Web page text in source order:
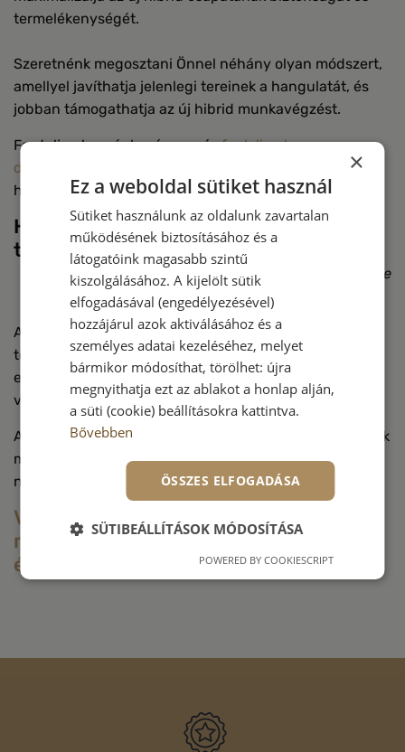
termelékenységét.
Szeretnénk megosztani Önnel néhány olyan módszert,
amellyel javíthatja jelenlegi tereinek a hangulatát, és
jobban támogathatja az új hibrid munkavégzést.
Forduljon hozzánk még ma, ésfoglaljon le egy
díjmentes konzultációt
, amely megváltoztatja csapata
holnapi munkájának a minőségét és eredményességét!
Hozza létre rugalmas munkahelyét a
trendiDEKOR-ral még ma
A cikk írója:Arató Péter a trendiDEKOR üzletágvezetője
A trendiDEKOR funkcionális, rugalmas munkatereket
tervez és épít a termelékenység fokozása és innovatív,
előremutató terek kialakítása érdekében az Ön
vállalkozása számára.
Azért vagyunk itt, hogy segítsünk a megfelelő döntések
meghozatalában, és építsük a jövőbeli üzleti
növekedését.
Vegye fel velünk a kapcsolatot , hogy
megbeszéljük munkahelyének az
élhető jövőjét!
×
Ez a weboldal sütiket használ
Sütiket használunk az oldalunk zavartalan
működésének biztosításához és a
látogatóink magasabb szintű
kiszolgálásához. A kijelölt sütik
elfogadásával (engedélyezésével)
hozzájárul azok aktiválásához és a
személyes adatai kezeléséhez, melyet
bármikor módosíthat, törölhet: újra
megnyithatja ezt az ablakot a honlap alján,
a süti (cookie) beállításokra kattintva.
Bővebben
ÖSSZES ELFOGADÁSA
SÜTIBEÁLLÍTÁSOK MÓDOSÍTÁSA
POWERED BY COOKIESCRIPT